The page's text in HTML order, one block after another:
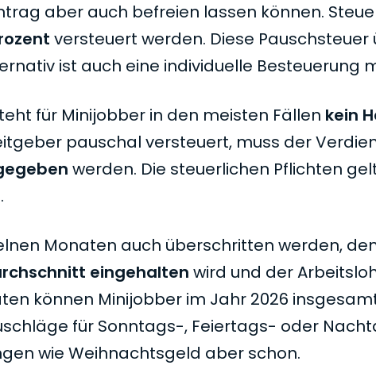
aber auch befreien lassen können.
versteuert werden. Diese
ist auch eine individuelle Besteuerung
für Minijobber in den meisten Fällen kein
pauschal versteuert, muss der
werden. Die steuerlichen Pflichten
Monaten auch überschritten werden,
eingehalten wird und der
können Minijobber im Jahr 2026
für Sonntags-, Feiertags- oder
wie Weihnachtsgeld aber schon.